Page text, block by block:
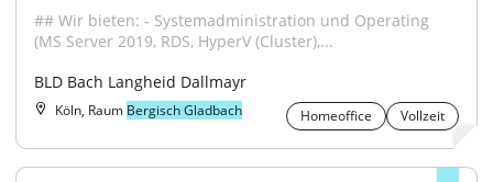
## Wir bieten: - Systemadministration und Operating
(MS Server 2019, RDS, HyperV (Cluster),...
BLD Bach Langheid Dallmayr
Köln, Raum Bergisch Gladbach Homeoffice Vollzeit